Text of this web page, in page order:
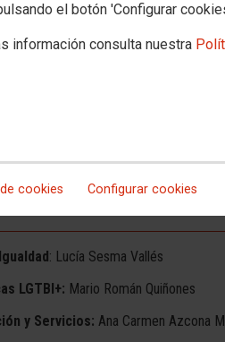
el botón 'Configurar
información consulta nuestra
cookies Configurar cookies
DE
: Lucía Sesma Vallés
LGTBI+: Mario Román Quiñones
y Servicios: Ana Carmen Azcona